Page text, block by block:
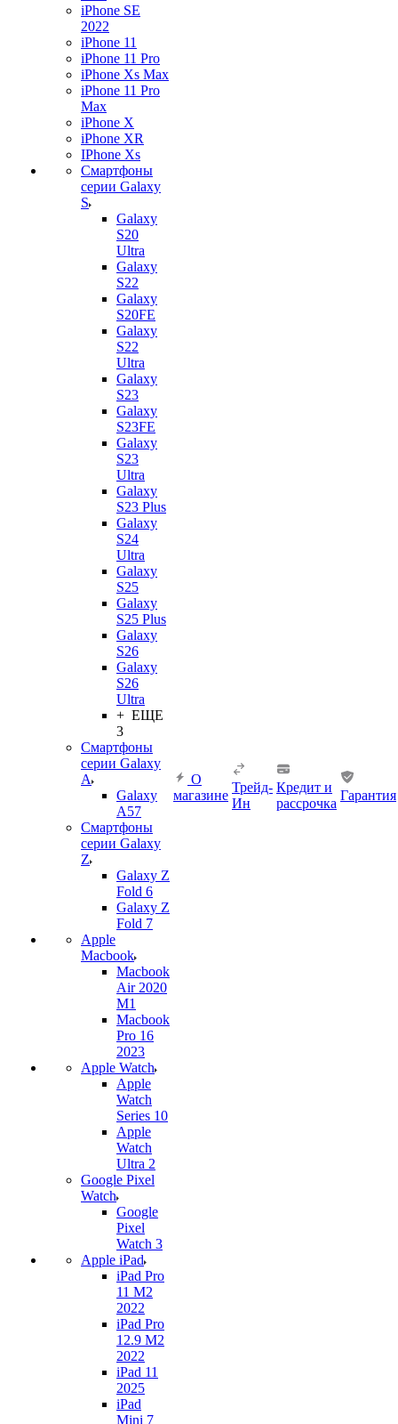
iPhone SE
2022
iPhone 11
iPhone 11 Pro
iPhone Xs Max
iPhone 11 Pro
Max
iPhone X
iPhone XR
IPhone Xs
Смартфоны
серии Galaxy
S
Galaxy
S20
Ultra
Galaxy
S22
Galaxy
S20FE
Galaxy
S22
Ultra
Galaxy
S23
Galaxy
S23FE
Galaxy
S23
Ultra
Galaxy
S23 Plus
Galaxy
S24
Ultra
Galaxy
S25
Galaxy
S25 Plus
Galaxy
S26
Galaxy
S26
Ultra
+ ЕЩЕ
3
Смартфоны
серии Galaxy
A
Galaxy
A57
Смартфоны
серии Galaxy
Z
Galaxy Z
Fold 6
Galaxy Z
Fold 7
Apple
Macbook
Macbook
Air 2020
M1
Macbook
Pro 16
2023
Apple Watch
Apple
Watch
Series 10
Apple
Watch
Ultra 2
Google Pixel
Watch
Google
Pixel
Watch 3
Apple iPad
iPad Pro
11 M2
2022
iPad Pro
12.9 M2
2022
iPad 11
2025
iPad
Mini 7
О
магазине
Трейд-
Ин
Кредит и
рассрочка
Гарантия